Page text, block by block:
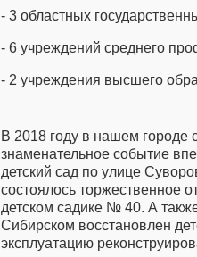
- 3 областных
- 6 учреждений среднего
- 2 учреждения высшего
В 2018 году в нашем городе
знаменательное событие
детский сад по улице
состоялось торжественное
детском садике № 40. А
Сибирском восстановлен
эксплуатацию